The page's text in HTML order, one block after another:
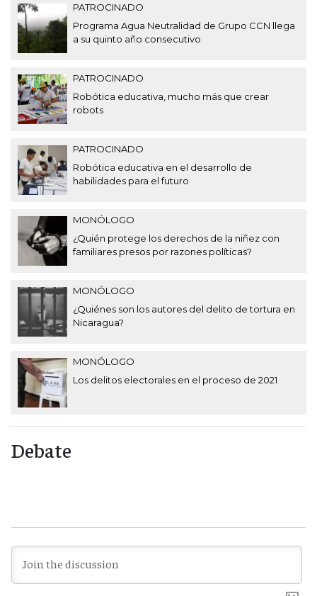
PATROCINADO
Programa Agua Neutralidad de Grupo CCN llega
a su quinto año consecutivo
PATROCINADO
Robótica educativa, mucho más que crear
robots
PATROCINADO
Robótica educativa en el desarrollo de
habilidades para el futuro
MONÓLOGO
¿Quién protege los derechos de la niñez con
familiares presos por razones políticas?
MONÓLOGO
¿Quiénes son los autores del delito de tortura en
Nicaragua?
MONÓLOGO
Los delitos electorales en el proceso de 2021
Debate